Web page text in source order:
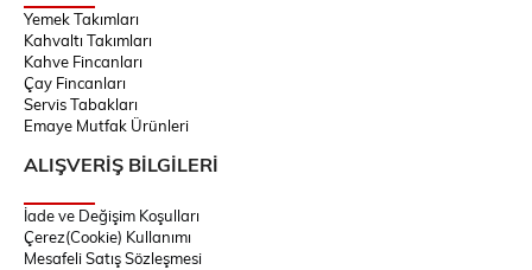
Yemek Takımları
Kahvaltı Takımları
Kahve Fincanları
Çay Fincanları
Servis Tabakları
Emaye Mutfak Ürünleri
ALIŞVERİŞ BİLGİLERİ
İade ve Değişim Koşulları
Çerez(Cookie) Kullanımı
Mesafeli Satış Sözleşmesi